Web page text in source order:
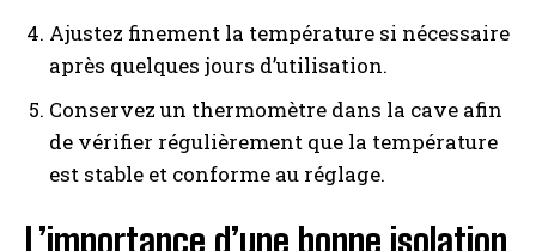
Ajustez finement la température si nécessaire
après quelques jours d’utilisation.
Conservez un thermomètre dans la cave afin
de vérifier régulièrement que la température
est stable et conforme au réglage.
L’importance d’une bonne isolation